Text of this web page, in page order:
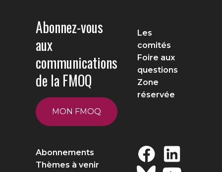
Abonnez-vous
aux
communications
de la FMOQ
MON FMOQ
Les
comités
Foire aux
questions
Zone
réservée
Abonnements
Thèmes à venir